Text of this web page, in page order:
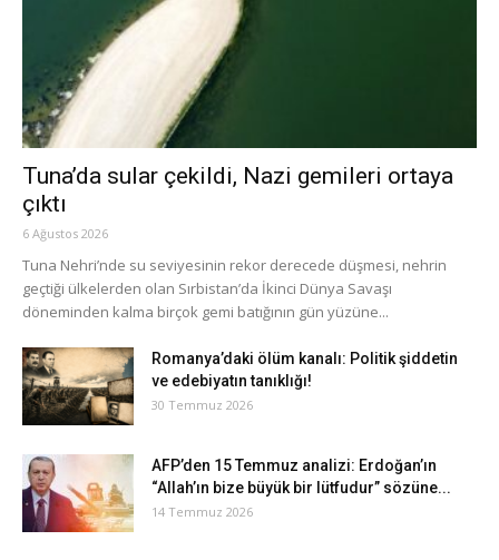
Tuna’da sular çekildi, Nazi gemileri ortaya
çıktı
6 Ağustos 2026
Tuna Nehri’nde su seviyesinin rekor derecede düşmesi, nehrin
geçtiği ülkelerden olan Sırbistan’da İkinci Dünya Savaşı
döneminden kalma birçok gemi batığının gün yüzüne...
Romanya’daki ölüm kanalı: Politik şiddetin
ve edebiyatın tanıklığı!
30 Temmuz 2026
AFP’den 15 Temmuz analizi: Erdoğan’ın
“Allah’ın bize büyük bir lütfudur” sözüne...
14 Temmuz 2026